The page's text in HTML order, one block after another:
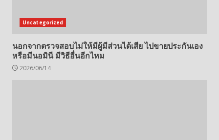
Uncategorized
นอกจากตรวจสอบไม่ให้มีผู้มีส่วนได้เสีย ไปขายประกันเอง
หรือมีนอมินี มีวิธีอื่นอีกไหม
2026/06/14